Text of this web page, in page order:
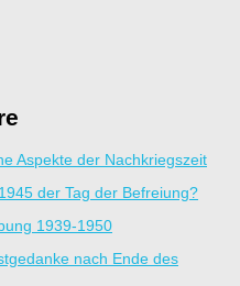
Aspekte der Nachkriegszeit
der Tag der Befreiung?
1939-1950
nach Ende des